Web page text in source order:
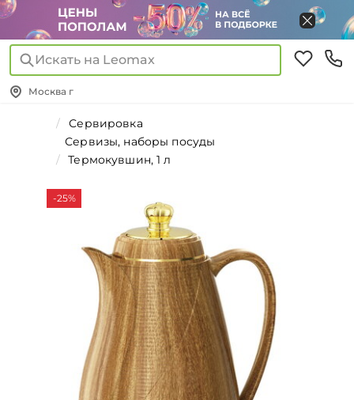
Искать на Leomax
Москва г
Сервировка
Сервизы, наборы посуды
Термокувшин, 1 л
-25%